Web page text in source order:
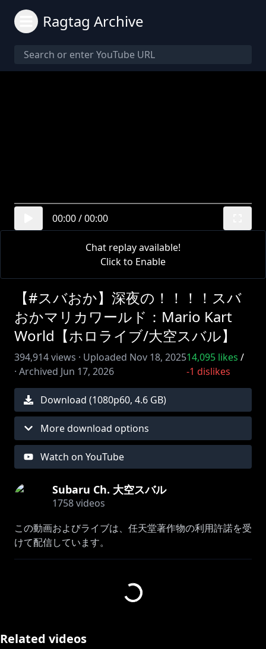
Ragtag Archive
00:00/00:00
Chat replay available!
Click to Enable
【#スバおか】深夜の！！！！スバ
おかマリカワールド：Mario Kart
World【ホロライブ/大空スバル】
394,914views · Uploaded Nov 18, 2025
· Archived Jun 17, 2026
14,095 likes /
-1 dislikes
Download (1080p60, 4.6 GB)
More download options
Watch on YouTube
Subaru Ch. 大空スバル
1758videos
この動画およびライブは、任天堂著作物の利用許諾を受
けて配信しています。
@NekomataOkayu
・待機所でお喋りしないでね！コメントするなら待機
room to avoid trouble
Related videos